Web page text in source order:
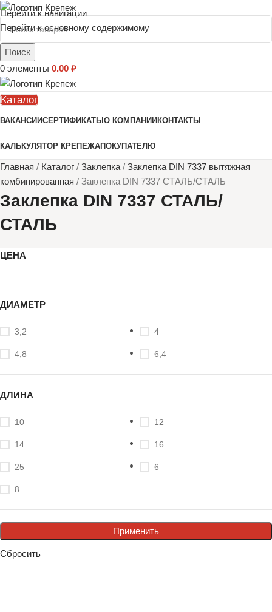
Перейти к навигации
Перейти к основному содержимому
Поиск
0 элементы 0.00 ₽
Каталог
ВАКАНСИИСЕРТИФИКАТЫ О КОМПАНИИ КОНТАКТЫ
КАЛЬКУЛЯТОР КРЕПЕЖАПОКУПАТЕЛЮ
Главная / Каталог / Заклепка / Заклепка DIN 7337 вытяжная
комбинированная / Заклепка DIN 7337 СТАЛЬ/СТАЛЬ
Заклепка DIN 7337 СТАЛЬ/
СТАЛЬ
ЦЕНА
ДИАМЕТР
3,2 4
4,8 6,4
ДЛИНА
10 12
14 16
25 6
8
Применить
Сбросить